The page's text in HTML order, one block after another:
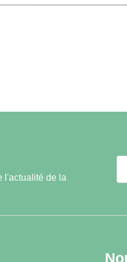
l'actualité de la